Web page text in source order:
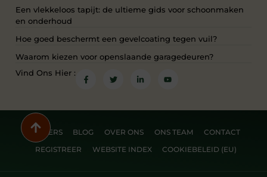
Een vlekkeloos tapijt: de ultieme gids voor schoonmaken
en onderhoud
Hoe goed beschermt een gevelcoating tegen vuil?
Waarom kiezen voor openslaande garagedeuren?
Vind Ons Hier :
PARTNERS BLOG OVER ONS ONS TEAM CONTACT
REGISTREER WEBSITE INDEX COOKIEBELEID (EU)